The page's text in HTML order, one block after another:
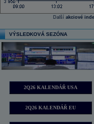
Další akciové
VÝSLEDKOVÁ SEZÓNA
2Q26 KALENDÁŘ USA
2Q26 KALENDÁŘ EU